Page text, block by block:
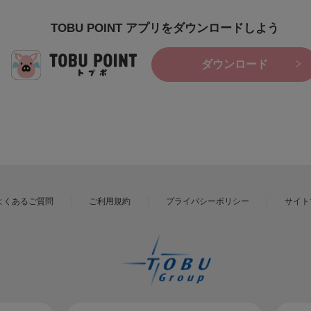
TOBU POINT アプリをダウンロードしよう
ダウンロード
くあるご質問 ご利用規約 プライバシーポリシー サイ